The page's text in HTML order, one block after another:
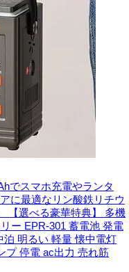
でスマホ充電やランタ
に最適なリン酸鉄リチウ
【選べる豪華特典】 多機
ー EPR-301 蓄電池 発電
泊 明るい 軽量 懐中電灯
プ 停電 ac出力 売れ筋